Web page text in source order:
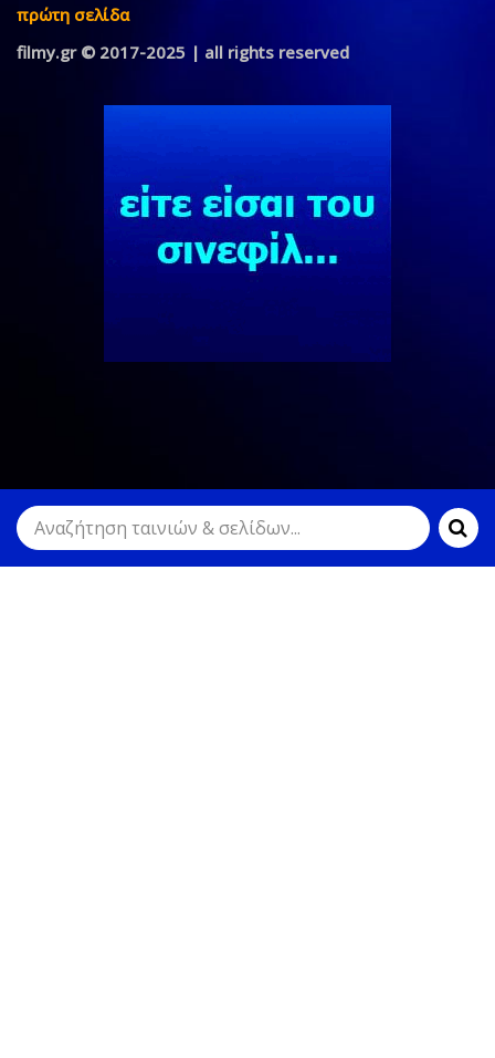
πρώτη σελίδα
filmy.gr © 2017-2025 | all rights reserved